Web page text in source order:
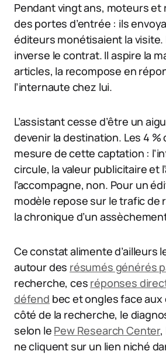
Pendant vingt ans, moteurs et
des portes d’entrée : ils
éditeurs monétisaient la
inverse le contrat. Il aspire la
articles, la recompose en
l’internaute chez lui.
L’assistant cesse d’être un
devenir la destination. Les 4 %
mesure de cette captation :
circule, la valeur publicitaire et
l’accompagne, non. Pour un
modèle repose sur le trafic de
la chronique d’un
Ce constat alimente d’ailleurs
autour des résumés générés
recherche, ces réponses
défend bec et ongles face aux
côté de la recherche, le
selon le Pew Research Center,
ne cliquent sur un lien niché